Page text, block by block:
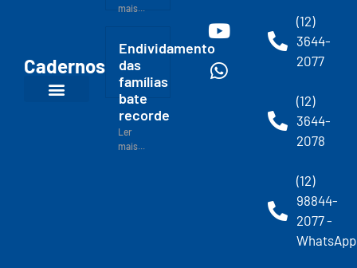
Cadernos
mais...
Endividamento
das
famílias
bate
recorde
Ler
mais...
(12)
3644-
2077
(12)
3644-
2078
(12)
98844-
2077 -
WhatsApp